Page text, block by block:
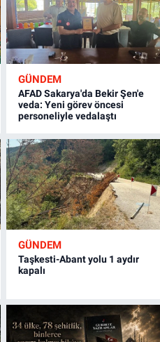
GÜNDEM
AFAD Sakarya'da Bekir Şen'e
veda: Yeni görev öncesi
personeliyle vedalaştı
GÜNDEM
Taşkesti-Abant yolu 1 aydır
kapalı